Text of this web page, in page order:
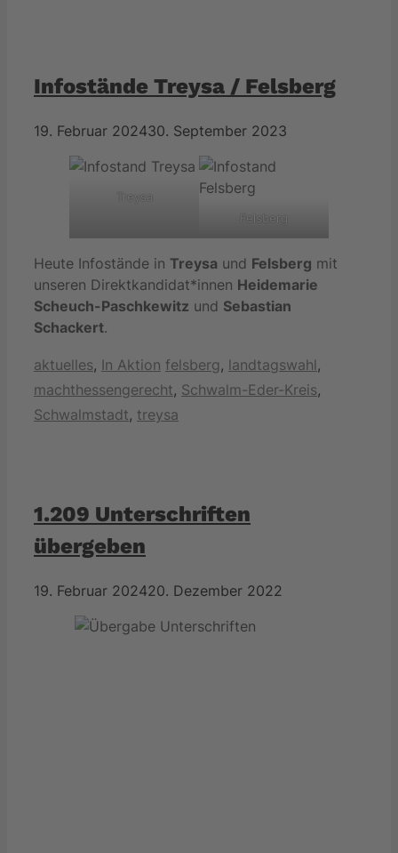
Infostände Treysa / Felsberg
19. Februar 202430. September 2023
Treysa
Felsberg
Heute Infostände in Treysa und Felsberg mit
unseren Direktkandidat*innen Heidemarie
Scheuch-Paschkewitz und Sebastian
Schackert.
Kategorien
aktuelles, In Aktion Schlagwörter
felsberg, landtagswahl,
machthessengerecht, Schwalm-Eder-Kreis,
Schwalmstadt, treysa
1.209 Unterschriften
übergeben
19. Februar 202420. Dezember 2022